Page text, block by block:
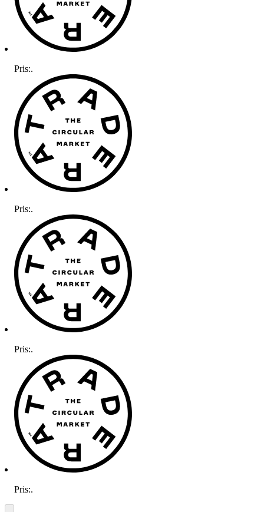
Pris:.
Pris:.
Pris:.
Pris:.